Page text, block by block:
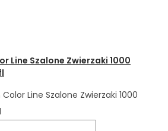
Line Szalone Zwierzaki 1000
Line Szalone Zwierzaki 1000